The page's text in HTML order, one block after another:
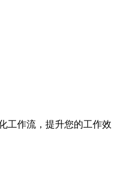
工作流，提升您的工作效